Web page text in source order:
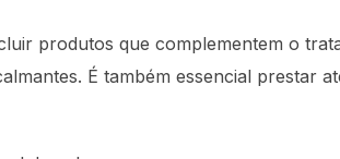
produtos que complementem o
É também essencial prestar